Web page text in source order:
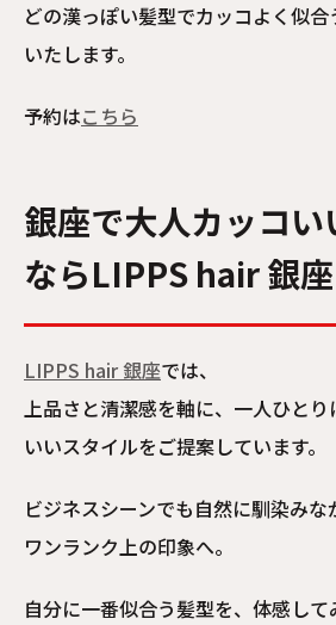
どの漢っぽい髪型でカッコよく似
いたします。
予約はこちら
銀座で大人カッコい
ならLIPPS hair 銀座
LIPPS hair 銀座では、
上品さと清潔感を軸に、一人ひと
いいスタイルをご提案しています。
ビジネスシーンでも自然に馴染みな
ワンランク上の印象へ。
自分に一番似合う髪型を、体感して